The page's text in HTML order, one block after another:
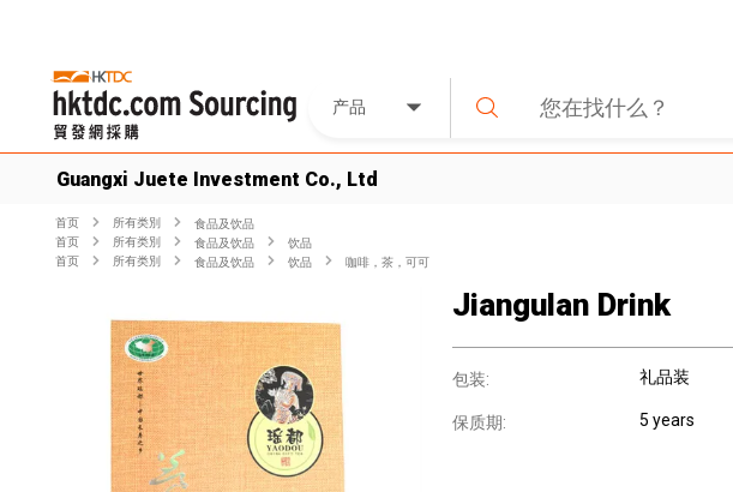
产品
Guangxi Juete Investment Co., Ltd
首页 所有类別
食品及饮品
首页
所有类別 食品及饮品
饮品
首页
所有类別 食品及饮品 饮品 咖啡，茶，可可
Jiangulan Drink
包装: 礼品装
保质期: 5 years